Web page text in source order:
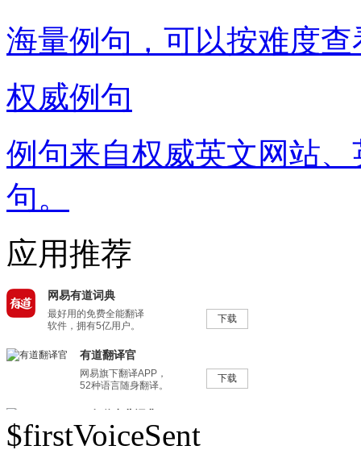
海量例句，可以按难度
权威例句
例句来自权威英文网站
句。
应用推荐
$firstVoiceSent